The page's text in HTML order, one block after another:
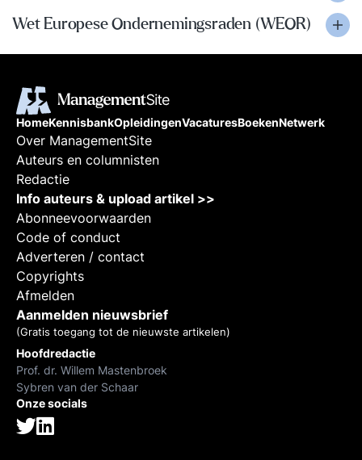
Wet Europese Ondernemingsraden (WEOR)
HomeKennisbankOpleidingenVacaturesBoekenNetwerk
Over ManagementSite
Auteurs en columnisten
Redactie
Info auteurs & upload artikel >>
Abonneevoorwaarden
Code of conduct
Adverteren / contact
Copyrights
Afmelden
Aanmelden nieuwsbrief
(Gratis toegang tot de nieuwste artikelen)
Hoofdredactie
Prof. dr. Willem Mastenbroek
Sybren van der Schaar
Onze socials